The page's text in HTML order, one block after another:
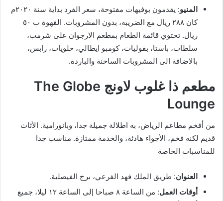
المنيو
: يقدمون بوفيهات مفتوحة، سعر الفرد بداية سنة ٢٠٢٠م
كان ٢٨٨ ريال مع الضريبه، بدون المشروبات. القهوة ب ٥٠
ريال. تحتوي قائمة الطعام بمطعم الارجوان على شرمب،
سلطات، باستا، بقوليات، كومبو ايطالي، حلويات، رابس،
بالاضافة الى المشروبات الساخنة والباردة.
مطعم ذا غلوب لاونج The Globe
Lounge
من أفخم مطاعم الرياض، به اطلالة جميلة جدا، وبانورامية. الأثاث
قديم لكنه فخم، الأجواء هادئة، والخدمة ممتازة. مناسب جدا
للمناسبات الخاصة
العنوان: طريق الملك فهد الفرعي، برج الفيصلية.
أوقات العمل
: من الساعة ٨ صباحا إلى الساعة ١٢ ليلا، جميع